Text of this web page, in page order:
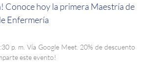
Conoce hoy la primera Maestría de
Enfermería
p. m. Vía Google Meet. 20% de descuento
este evento!